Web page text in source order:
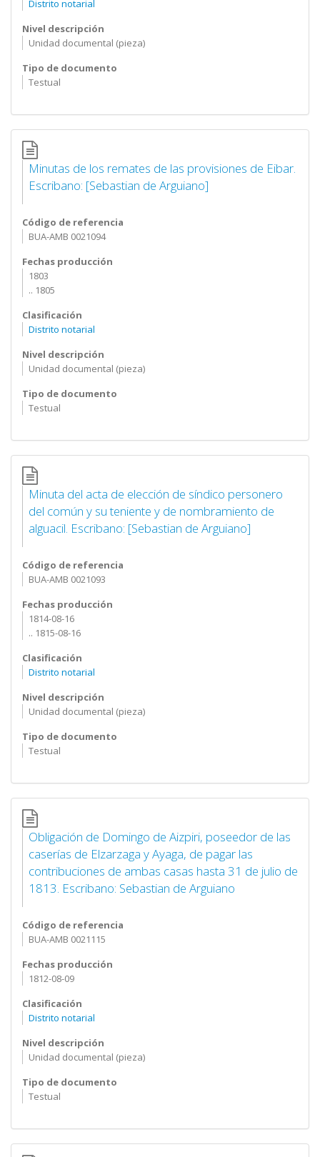
Distrito notarial
Nivel descripción
Unidad documental (pieza)
Tipo de documento
Testual
Minutas de los remates de las provisiones de Eibar.
Escribano: [Sebastian de Arguiano]
Código de referencia
BUA-AMB 0021094
Fechas producción
1803
.. 1805
Clasificación
Distrito notarial
Nivel descripción
Unidad documental (pieza)
Tipo de documento
Testual
Minuta del acta de elección de síndico personero
del común y su teniente y de nombramiento de
alguacil. Escribano: [Sebastian de Arguiano]
Código de referencia
BUA-AMB 0021093
Fechas producción
1814-08-16
.. 1815-08-16
Clasificación
Distrito notarial
Nivel descripción
Unidad documental (pieza)
Tipo de documento
Testual
Obligación de Domingo de Aizpiri, poseedor de las
caserías de Elzarzaga y Ayaga, de pagar las
contribuciones de ambas casas hasta 31 de julio de
1813. Escribano: Sebastian de Arguiano
Código de referencia
BUA-AMB 0021115
Fechas producción
1812-08-09
Clasificación
Distrito notarial
Nivel descripción
Unidad documental (pieza)
Tipo de documento
Testual